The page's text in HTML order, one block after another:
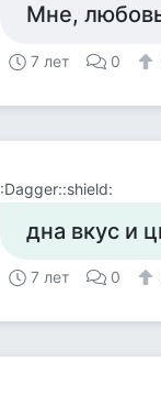
Мне,
7 лет 0
:Dagger::shield:
дна вкус и
7 лет 0